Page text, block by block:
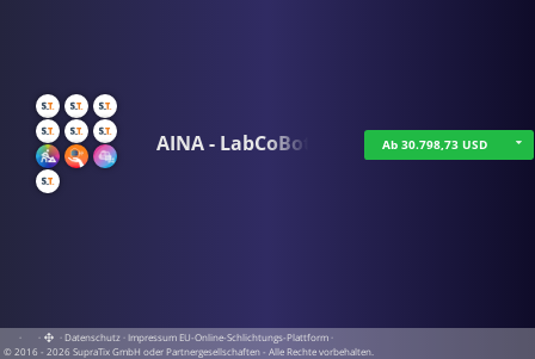
AINA - LabCoBot Ab 30.798,73 USD
· · ·Datenschutz·Impressum EU-Online-Schlichtungs-Plattform·
© 2016 - 2026 SupraTix GmbH oder Partnergesellschaften - Alle Rechte vorbehalten.